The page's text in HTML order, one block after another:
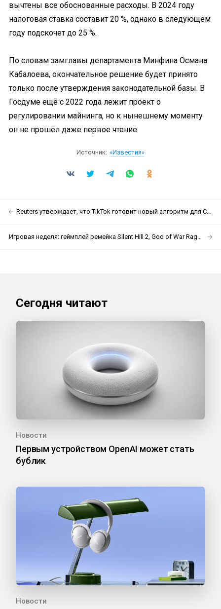
вычтены все обоснованные расходы. В 2024 году
налоговая ставка составит 20 %, однако в следующем
году подскочет до 25 %.
По словам замглавы департамента Минфина Османа
Кабалоева, окончательное решение будет принято
только после утверждения законодательной базы. В
Госдуме ещё с 2022 года лежит проект о
регулировании майнинга, но к нынешнему моменту
он не прошёл даже первое чтение.
Источник: «Известия»
Reuters утверждает, что TikTok готовит новый алгоритм для США, но ByteDance отрицает это
Игровая неделя: геймплей ремейка Silent Hill 2, God of War Ragnarök на ПК и мультиплеерные «Стражи Галактики» от Sony
Сегодня читают
Новости
Первым устройством OpenAI может стать
бублик
Новости